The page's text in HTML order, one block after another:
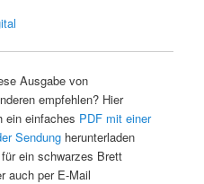
Ausgabe von
empfehlen? Hier
ein einfaches PDF mit einer
Sendungherunterladen
ein schwarzes Brett
auch per E-Mail